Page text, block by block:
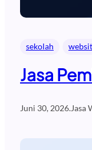
sekolah
Jasa
Juni 30, 2026.Jasa